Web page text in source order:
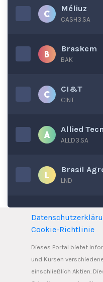
Méliuz
CASH3.SA
Braskem
BAK
CI&T
CINT
Allied
ALLD3.SA
Brasil
LND
Cookie-Richtlinie
Dieses Portal bietet
und Kursen
einschließlich Aktien.